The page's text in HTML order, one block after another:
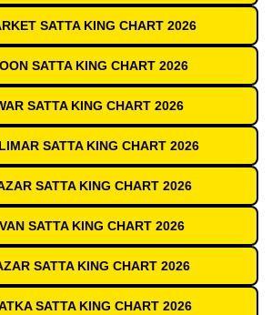
SATTA KING CHART 2026
SATTA KING CHART 2026
SATTA KING CHART 2026
SATTA KING CHART 2026
SATTA KING CHART 2026
SATTA KING CHART 2026
SATTA KING CHART 2026
SATTA KING CHART 2026